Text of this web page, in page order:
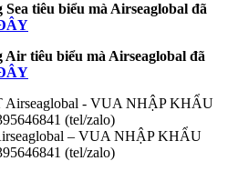
tiêu biểu mà Airseaglobal đã
Air tiêu biểu mà Airseaglobal đã
– VUA NHẬP KHẨU
(tel/zalo)